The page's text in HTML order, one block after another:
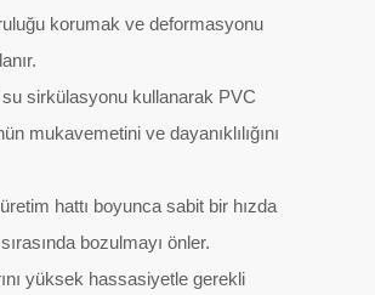
korumak ve deformasyonu
sirkülasyonu kullanarak PVC
mukavemetini ve dayanıklılığını
hattı boyunca sabit bir hızda
bozulmayı önler.
yüksek hassasiyetle gerekli